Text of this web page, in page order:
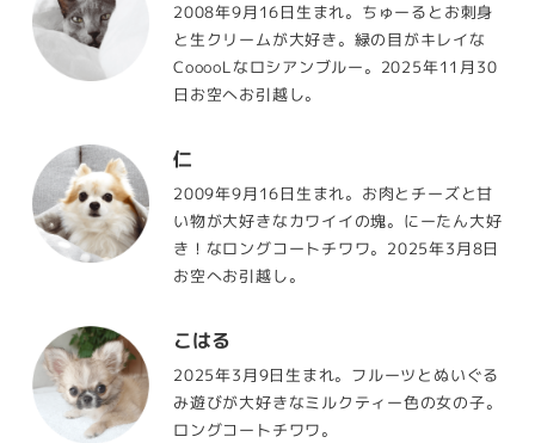
2008年9月16日生まれ。ちゅーるとお刺身
と生クリームが大好き。緑の目がキレイな
CooooLなロシアンブルー。2025年11月30
日お空へお引越し。
仁
2009年9月16日生まれ。お肉とチーズと甘
い物が大好きなカワイイの塊。にーたん大好
き！なロングコートチワワ。2025年3月8日
お空へお引越し。
こはる
2025年3月9日生まれ。フルーツとぬいぐる
み遊びが大好きなミルクティー色の女の子。
ロングコートチワワ。